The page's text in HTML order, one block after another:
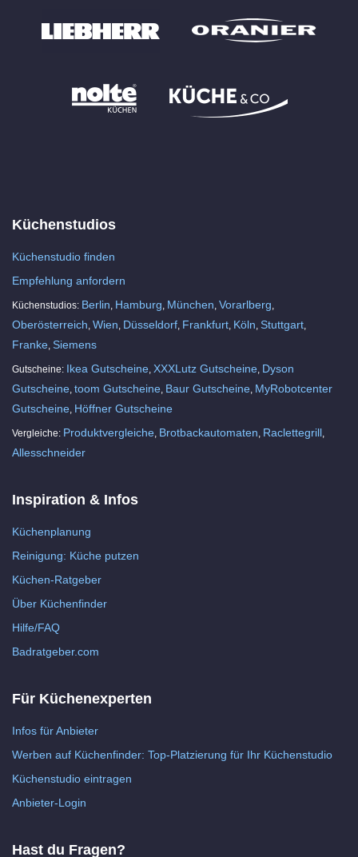
Küchenstudios
Küchenstudio finden
Empfehlung anfordern
Küchenstudios: Berlin Hamburg München Vorarlberg
Oberösterreich Wien Düsseldorf Frankfurt Köln Stuttgart
Franke Siemens
Gutscheine: Ikea Gutscheine XXXLutz Gutscheine Dyson
Gutscheine toom Gutscheine Baur Gutscheine MyRobotcenter
Gutscheine Höffner Gutscheine
Vergleiche: Produktvergleiche Brotbackautomaten Raclettegrill
Allesschneider
Inspiration & Infos
Küchenplanung
Reinigung: Küche putzen
Küchen-Ratgeber
Über Küchenfinder
Hilfe/FAQ
Badratgeber.com
Für Küchenexperten
Infos für Anbieter
Werben auf Küchenfinder: Top-Platzierung für Ihr Küchenstudio
Küchenstudio eintragen
Anbieter-Login
Hast du Fragen?